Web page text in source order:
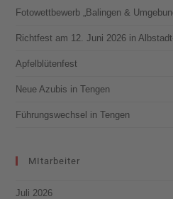
Fotowettbewerb „Balingen &
Richtfest am 12. Juni 2026 in
Apfelblütenfest
Neue Azubis in Tengen
Führungswechsel in Tengen
MItarbeiter
Juli 2026